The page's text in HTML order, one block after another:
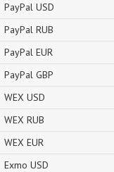
PayPal USD
PayPal RUB
PayPal EUR
PayPal GBP
WEX USD
WEX RUB
WEX EUR
Exmo USD